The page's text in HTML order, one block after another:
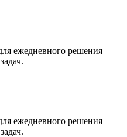
ежедневного решения
ежедневного решения